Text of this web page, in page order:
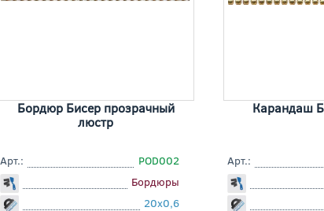
Бордюр Бисер прозрачный
люстр
Арт.:
POD002
Бордюры
20x0,6
Карандаш
Арт.: